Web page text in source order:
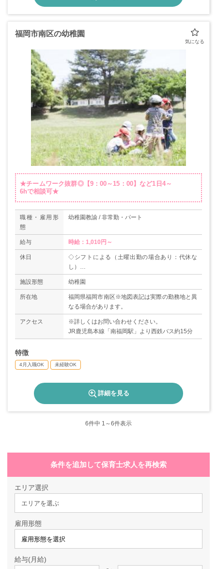
福岡市南区の幼稚園
★チームワーク抜群◎【9：00～15：00】など1日4～
6hで相談可★
職種・雇用形
態
幼稚園教諭 / 非常勤・パート
給与 時給：1,010円～
休日
◇シフトによる（土曜出勤の場合あり：代休な
し）
◇春休み、夏休み、冬休み取得可
施設形態 幼稚園
所在地
福岡県福岡市南区※地図表記は実際の勤務地と異
なる場合があります。
アクセス
※詳しくはお問い合わせください。
JR鹿児島本線「南福岡駅」より西鉄バス約15分
特徴
4月入職OK 未経験OK
詳細を見る
6件中 1～6件表示
条件を追加して保育士求人を再検索
エリア選択
エリアを選ぶ
雇用形態
給与(月給)